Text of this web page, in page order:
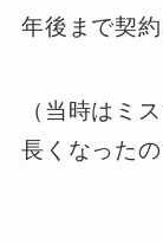
年後まで契約
（当時はミ
長くなったの